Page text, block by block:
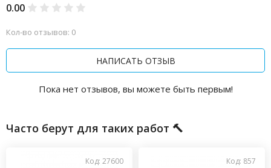
0.00
Кол-во отзывов: 0
НАПИСАТЬ ОТЗЫВ
Пока нет отзывов, вы можете быть первым!
Часто берут для таких работ 🔨
Код: 27600 Код: 857